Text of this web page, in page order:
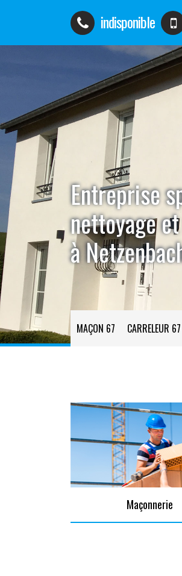
indisponible
Entreprise
nettoyage
à
MAÇON 67 CARRELEUR 67
Maçonnerie